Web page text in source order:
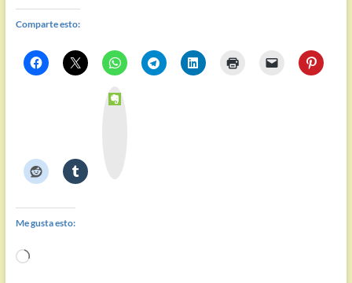
Comparte esto:
E
v
Me gusta esto:
Cargando...